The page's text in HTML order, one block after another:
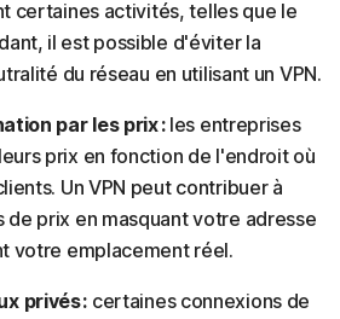
certaines activités, telles que le
il est possible d'éviter la
du réseau en utilisant un VPN.
par les prix :les entreprises
prix en fonction de l'endroit où
Un VPN peut contribuer à
de prix en masquant votre adresse
votre emplacement réel.
privés : certaines connexions de